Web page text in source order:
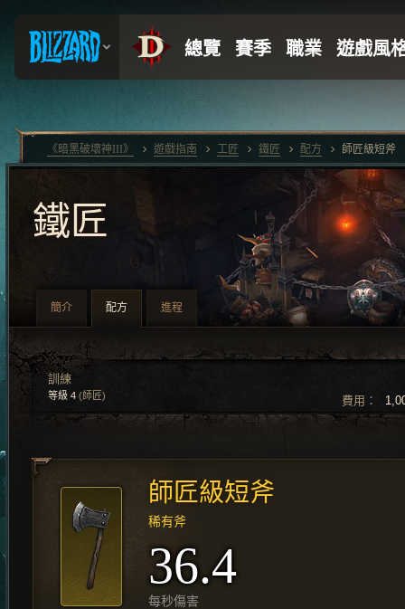
鐵匠
簡介 配方 進程
費用：
訓練
等級 4 (師匠)
師匠級短斧
稀有斧
36.4
每秒傷害
《暗黑破壞神III》 遊戲指南 工匠 鐵匠 配方 師匠級短斧